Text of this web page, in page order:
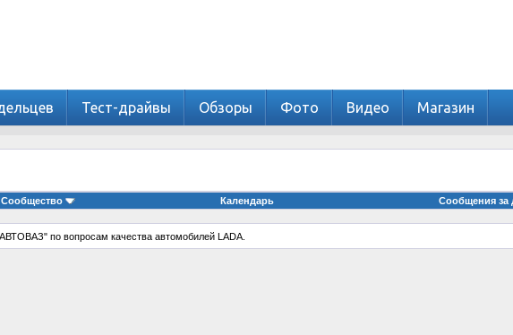
Тест-драйвы Обзоры Фото Видео Магазин
Сообщество Календарь Сообщения за
по вопросам качества автомобилей LADA.